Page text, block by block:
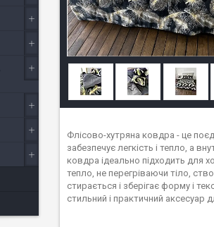
Флісово-хутряна ковдра - це
забезпечує легкість і тепло, а
ковдра ідеально підходить для
тепло, не перегріваючи тіло,
стирається і зберігає форму і
стильний і практичний аксесуар